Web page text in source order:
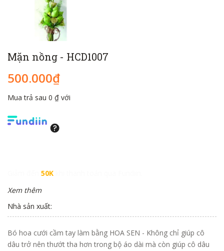
Mặn nồng - HCD1007
500.000₫
Mua trả sau 0 ₫ với
50K
Xem thêm
Nhà sản xuất:
Bó hoa cưới cầm tay làm bằng HOA SEN - Không chỉ giúp cô
dâu trở nên thướt tha hơn trong bộ áo dài mà còn giúp cô dâu